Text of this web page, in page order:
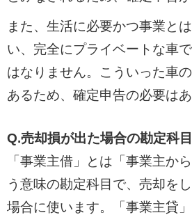
また、生活に必要かつ事業と
い、完全にプライベートな車
はなりません。こういった車
あるため、確定申告の必要はあ
Q.売却損が出た場合の勘定科
「事業主借」とは「事業主か
う意味の勘定科目で、売却を
場合に使います。「事業主貸